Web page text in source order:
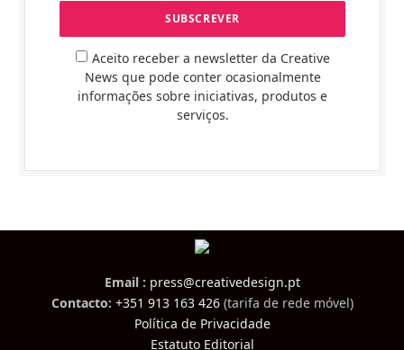
Aceito receber a newsletter da Creative
News que pode conter ocasionalmente
informações sobre iniciativas, produtos e
serviços.
Email : press@creativedesign.pt
Contacto: +351 913 163 426(tarifa de rede móvel)
Política de Privacidade
Estatuto Editorial